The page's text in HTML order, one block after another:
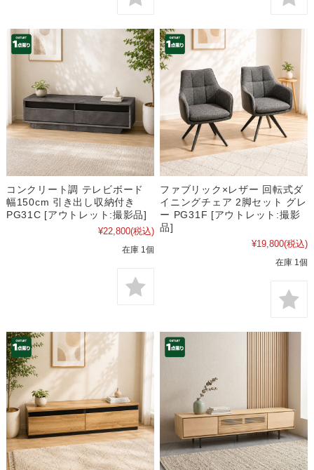
コンクリート調 テレビボード
幅150cm 引き出し収納付き
PG31C [アウトレット:撮影品]
¥22,800(税込)
在庫 1個
ファブリック×レザー 回転式ダ
イニングチェア 2脚セット グレ
ー PG31F [アウトレット:撮影
品]
¥19,800(税込)
在庫 1個